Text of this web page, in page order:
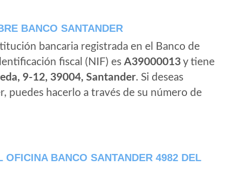
BANCO SANTANDER
bancaria registrada en el Banco de
fiscal (NIF) es A39000013y tiene
9-12, 39004, Santander. Si deseas
puedes hacerlo a través de su número de
BANCO SANTANDER 4982 DEL